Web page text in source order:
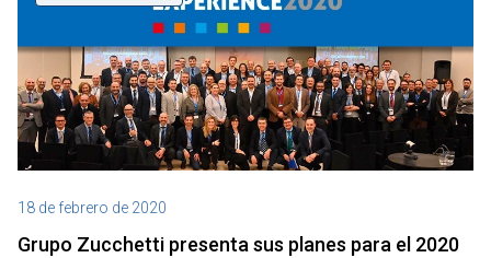
18 de febrero de 2020
Grupo Zucchetti presenta sus planes para el 2020